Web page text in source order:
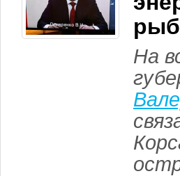
На